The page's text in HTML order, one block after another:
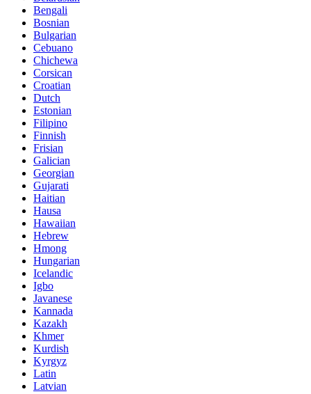
Bengali
Bosnian
Bulgarian
Cebuano
Chichewa
Corsican
Croatian
Dutch
Estonian
Filipino
Finnish
Frisian
Galician
Georgian
Gujarati
Haitian
Hausa
Hawaiian
Hebrew
Hmong
Hungarian
Icelandic
Igbo
Javanese
Kannada
Kazakh
Khmer
Kurdish
Kyrgyz
Latin
Latvian